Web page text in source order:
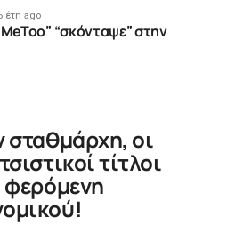
έτη ago
“σκόνταψε” στην
σταθμάρχη, οι
τίτλοι
φερόμενη